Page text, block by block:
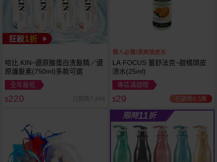
狂殺1折
哈比 KIN~還原酸蛋白洗髮精／還
原護髮素(750ml)多款可選
全年最低
$220 已銷售7,448
懶人必備!清爽頭皮水
LA FOCUS 蕾舒法克~甜橘頭皮
涼水(25ml)
專區滿額贈
$29 已銷售6.3萬
限時11折